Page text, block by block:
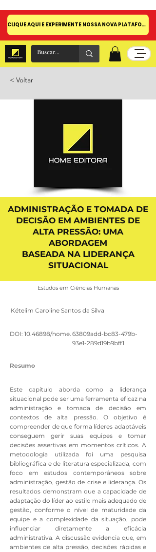
CLIQUE AQUI E EXPERIMENTE NOSSA NOVA PLATAFORMA!
< Voltar
ADMINISTRAÇÃO E TOMADA DE
DECISÃO EM AMBIENTES DE
ALTA PRESSÃO: UMA
ABORDAGEM
BASEADA NA LIDERANÇA
SITUACIONAL
Estudos em Ciências Humanas
Kételim Caroline Santos da Silva
DOI: 10.46898/home. 63809add-bc83-479b-
93e1-289d19b9bff1
Resumo
Este capítulo aborda como a liderança
situacional pode ser uma ferramenta eficaz na
administração e tomada de decisão em
contextos de alta pressão. O objetivo é
compreender de que forma líderes adaptáveis
conseguem gerir suas equipes e tomar
decisões assertivas em momentos críticos. A
metodologia utilizada foi uma pesquisa
bibliográfica e de literatura especializada, com
foco em estudos contemporâneos sobre
administração, gestão de crise e liderança. Os
resultados demonstram que a capacidade de
adaptação do líder ao estilo mais adequado de
gestão, conforme o nível de maturidade da
equipe e a complexidade da situação, pode
influenciar diretamente a eficácia
administrativa. A discussão evidencia que, em
ambientes de alta pressão, decisões rápidas e